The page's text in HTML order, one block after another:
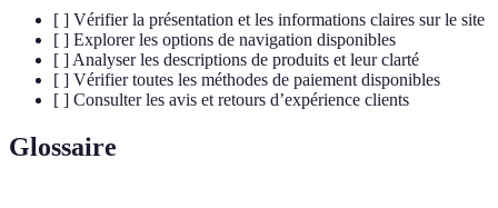
[ ] Vérifier la présentation et les informations claires sur le site
[ ] Explorer les options de navigation disponibles
[ ] Analyser les descriptions de produits et leur clarté
[ ] Vérifier toutes les méthodes de paiement disponibles
[ ] Consulter les avis et retours d’expérience clients
Glossaire